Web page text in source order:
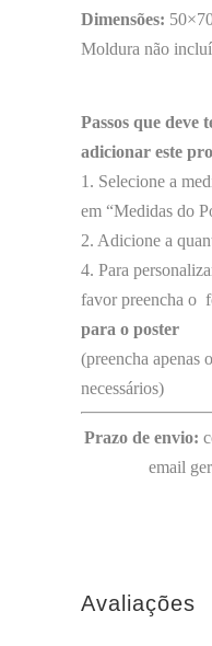
Dimensões:
Moldura não
Passos que deve
adicionar este
1. Selecione a
em “Medidas do
2. Adicione a
4. Para
favor preencha o
para o poster
(preencha apenas
necessários)
Prazo de envio:
email
Avaliações